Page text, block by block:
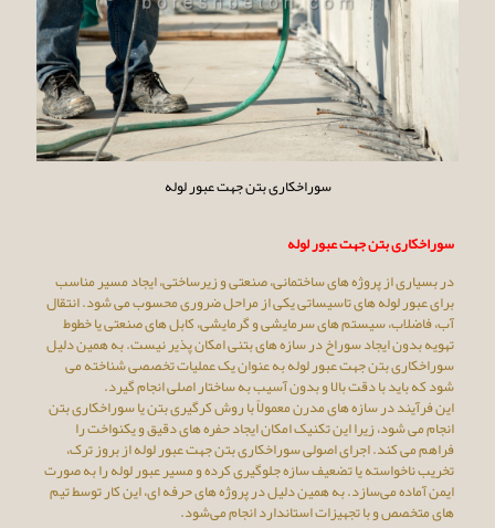
سوراخکاری بتن جهت عبور لوله
سوراخکاری بتن جهت عبور لوله
در بسیاری از پروژه ‌های ساختمانی، صنعتی و زیرساختی، ایجاد مسیر مناسب
برای عبور لوله‌ های تاسیساتی یکی از مراحل ضروری محسوب می ‌شود. انتقال
آب، فاضلاب، سیستم‌ های سرمایشی و گرمایشی، کابل‌ های صنعتی یا خطوط
تهویه بدون ایجاد سوراخ در سازه‌ های بتنی امکان‌ پذیر نیست. به همین دلیل
سوراخکاری بتن جهت عبور لوله به ‌عنوان یک عملیات تخصصی شناخته می
‌شود که باید با دقت بالا و بدون آسیب به ساختار اصلی انجام گیرد.
این فرآیند در سازه ‌های مدرن معمولاً با روش کرگیری بتن یا سوراخکاری بتن
انجام می ‌شود، زیرا این تکنیک امکان ایجاد حفره‌ های دقیق و یکنواخت را
فراهم می ‌کند. اجرای اصولی سوراخکاری بتن جهت عبور لوله از بروز ترک،
تخریب ناخواسته یا تضعیف سازه جلوگیری کرده و مسیر عبور لوله را به‌ صورت
ایمن آماده می‌سازد. به همین دلیل در پروژه ‌های حرفه ‌ای، این کار توسط تیم
‌های متخصص و با تجهیزات استاندارد انجام می‌شود.